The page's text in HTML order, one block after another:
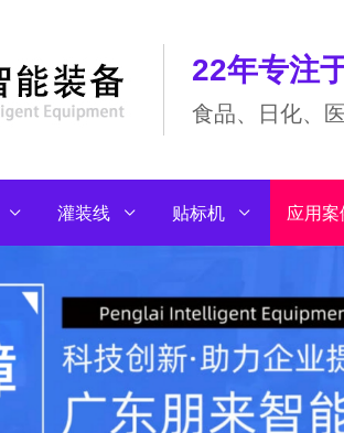
22年专注
食品、日化、
灌装线 贴标机 应用案